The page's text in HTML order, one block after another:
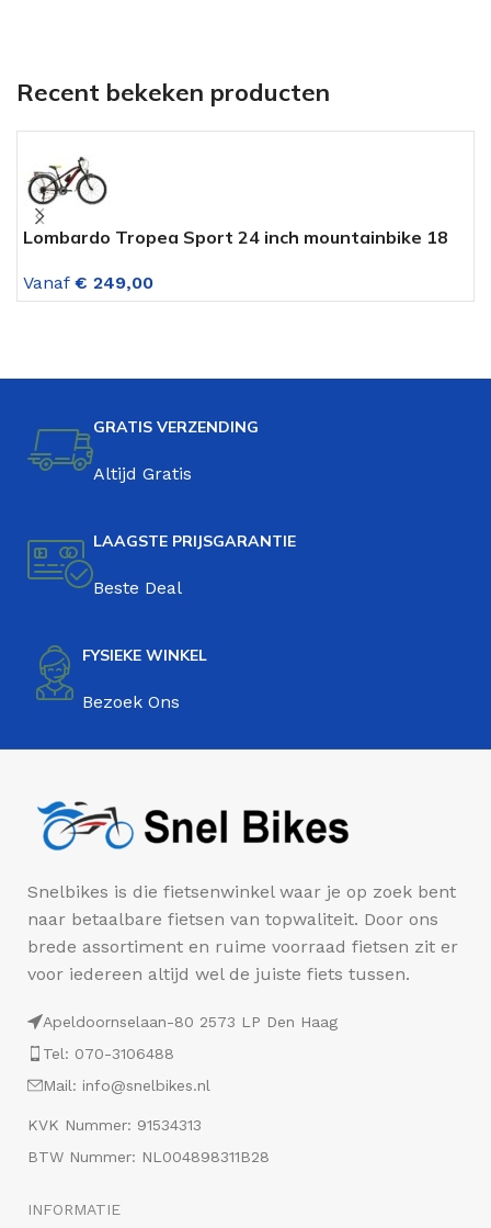
Recent bekeken producten
Lombardo Tropea Sport 24 inch mountainbike 18
Vanaf € 249,00
GRATIS VERZENDING
Altijd Gratis
LAAGSTE PRIJSGARANTIE
Beste Deal
FYSIEKE WINKEL
Bezoek Ons
Snelbikes is die fietsenwinkel waar je op zoek bent
naar betaalbare fietsen van topwaliteit. Door ons
brede assortiment en ruime voorraad fietsen zit er
voor iedereen altijd wel de juiste fiets tussen.
Apeldoornselaan-80 2573 LP Den Haag
Tel: 070-3106488
Mail: info@snelbikes.nl
KVK Nummer: 91534313
BTW Nummer: NL004898311B28
INFORMATIE